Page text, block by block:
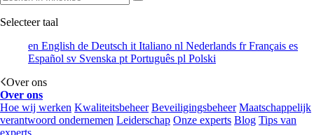
Selecteer taal
en English de Deutsch it Italiano nl Nederlands frFrançais es
Español sv Svenska pt Português pl Polski
Over ons
Over ons
Hoe wij werken Kwaliteitsbeheer Beveiligingsbeheer Maatschappelijk
verantwoord ondernemen Leiderschap Onze experts Blog Tips van
experts